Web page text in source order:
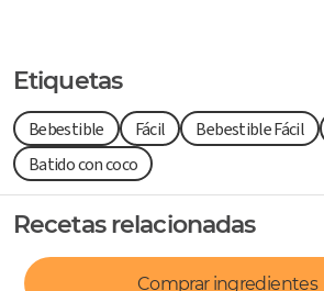
Etiquetas
Bebestible Fácil Bebestible Fácil
Batido con coco
Recetas relacionadas
Comprar ingredientes